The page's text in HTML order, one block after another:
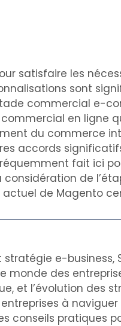
satisfaire les
sont
commercial e-
en ligne
du commerce
accords
fait ici
de
de Magento
e-business,
des
et l’évolution des
à
conseils pratiques